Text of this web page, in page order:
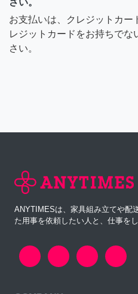
さい。
お支払いは、クレジットカー
レジットカードをお持ちで
さい。
ANYTIMESは、家具組み立てや配
た用事を依頼したい人と、仕事を